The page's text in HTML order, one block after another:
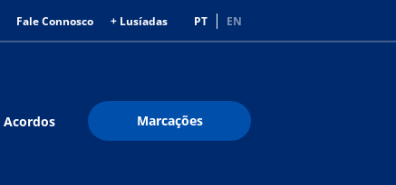
Fale Connosco + Lusíadas PT EN
Acordos Marcações